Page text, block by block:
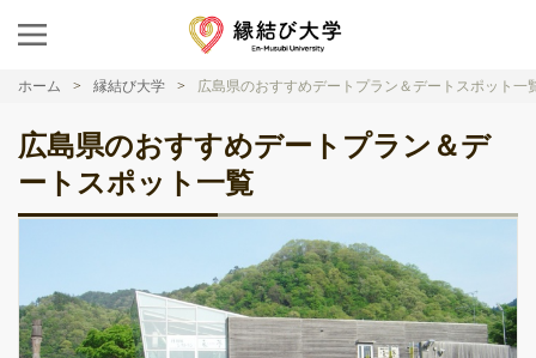
ホーム 縁結び大学 広島県のおすすめデートプラン＆デートスポット一
広島県のおすすめデートプラン＆デ
ートスポット一覧